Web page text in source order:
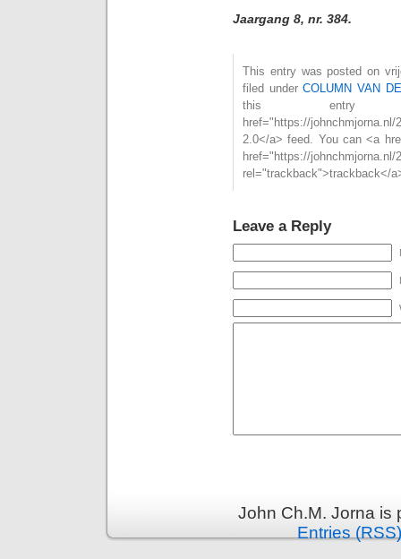
Jaargang 8, nr. 384.
This entry was posted on
filed underCOLUMN VAN
this entry
href="https://
2.0</a> feed. You can <a
href="https://
rel="trackback">trackback</
Leave a Reply
John Ch.M. Jorna
Entries (RSS)